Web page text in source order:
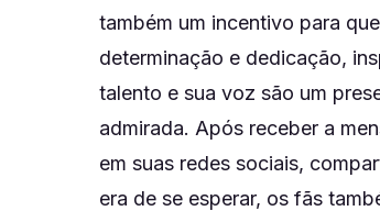
também um incentivo para
determinação e dedicação,
talento e sua voz são um
admirada. Após receber a
em suas redes sociais,
era de se esperar, os fãs